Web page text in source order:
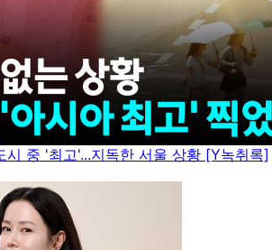
시 중 '최고'...지독한 서울 상황 [Y녹취록]